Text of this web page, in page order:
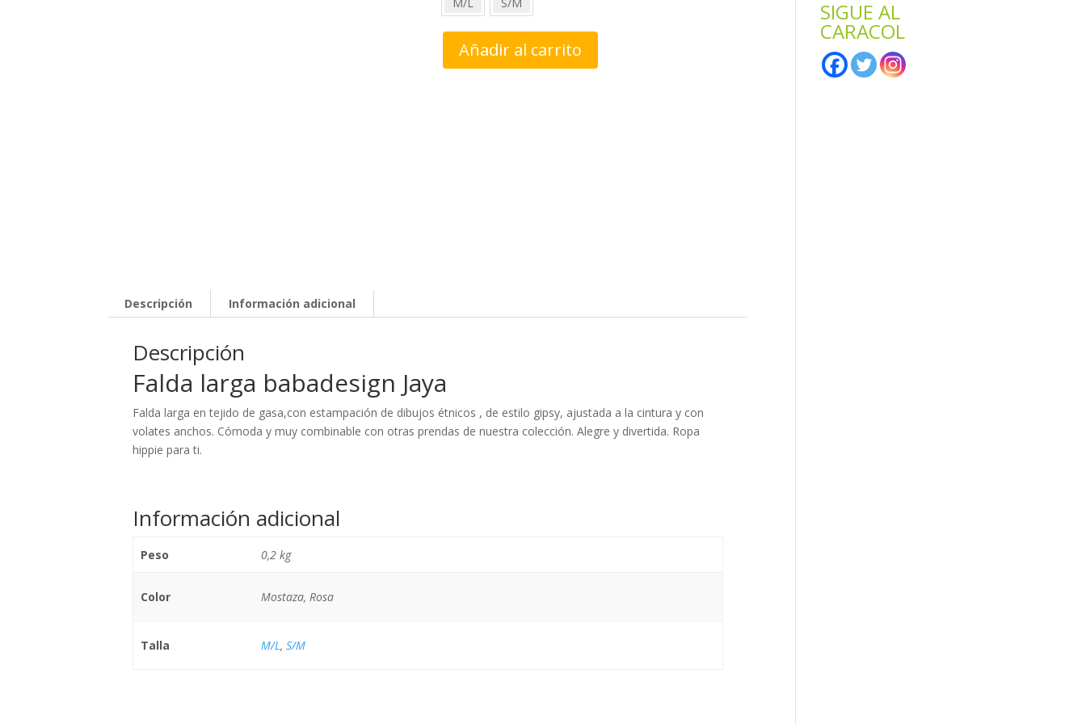
Falda
babadesign
Añadir al carrito
Descripción Información adicional
Descripción
Falda larga babadesign Jaya
Falda larga en tejido de gasa,con estampación de dibujos étnicos , de estilo gipsy, ajustada a la cintura y con
volates anchos. Cómoda y muy combinable con otras prendas de nuestra colección. Alegre y divertida. Ropa
hippie para ti.
Información adicional
Peso 0,2 kg
Color Mostaza, Rosa
Talla M/L, S/M
SIGUE AL
CARACOL